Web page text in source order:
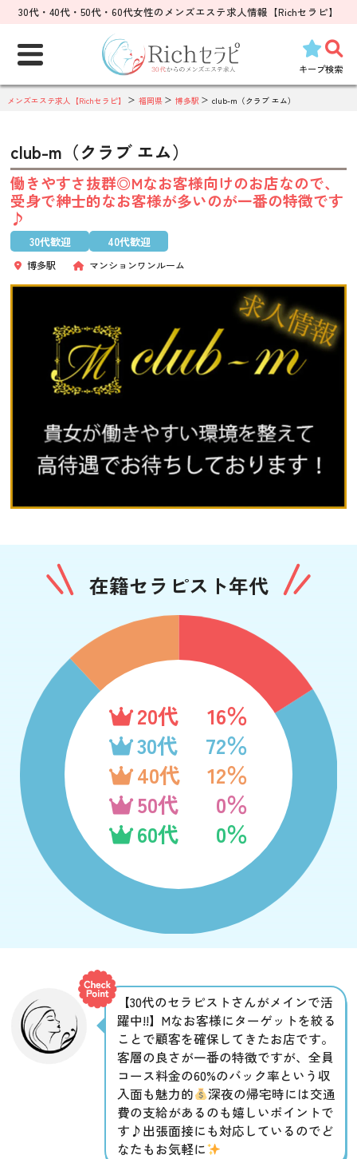
30代・40代・50代・60代女性のメンズエステ求人情報【Richセラピ】
キープ検索
索:
メンズエステ求人【Richセラピ】 福岡県 博多駅 club-m（クラブ エム）
club-m（クラブ エム）
働きやすさ抜群◎Mなお客様向けのお店なので、
受身で紳士的なお客様が多いのが一番の特徴です
♪
30代歓迎 40代歓迎
博多駅 マンションワンルーム
在籍セラピスト年代
20代
16％
30代
72％
40代
12％
50代
0％
60代
0％
【30代のセラピストさんがメインで活
躍中!!】Mなお客様にターゲットを絞る
ことで顧客を確保してきたお店です。
客層の良さが一番の特徴ですが、全員
コース料金の60%のバック率という収
入面も魅力的
深夜の帰宅時には交通
費の支給があるのも嬉しいポイントで
す♪出張面接にも対応しているのでど
なたもお気軽に